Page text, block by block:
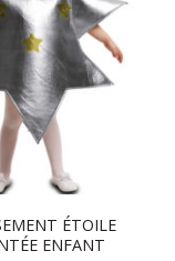
ÉTOILE
ENFANT